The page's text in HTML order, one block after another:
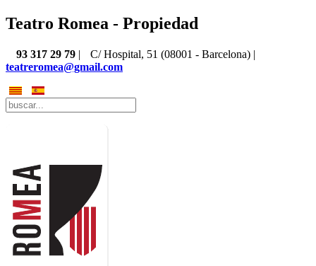
Teatro Romea - Propiedad
93 317 29 79 |
C/ Hospital, 51 (08001 - Barcelona) |
teatreromea@gmail.com